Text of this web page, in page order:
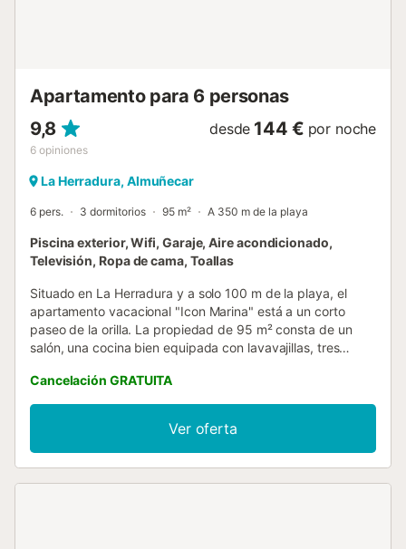
Apartamento para 6 personas
9,8
6 opiniones
desde 144 € por noche
La Herradura, Almuñecar
6 pers. 3 dormitorios 95 m² A 350 m de la playa
Piscina exterior, Wifi, Garaje, Aire acondicionado,
Televisión, Ropa de cama, Toallas
Situado en La Herradura y a solo 100 m de la playa, el
apartamento vacacional "Icon Marina" está a un corto
paseo de la orilla. La propiedad de 95 m² consta de un
salón, una cocina bien equipada con lavavajillas, tres
personas. Entre las comodidades adicionales se incluyen
Wi-Fi (apto para videollamadas), Smart TV, aire
acondicionado, calefacción y lavadora. También tenéis
acceso a un gimnasio compartido y cuna para bebé
disponible. El apartamento dispone de terrazas privadas,
Cancelación GRATUITA
Ver oferta